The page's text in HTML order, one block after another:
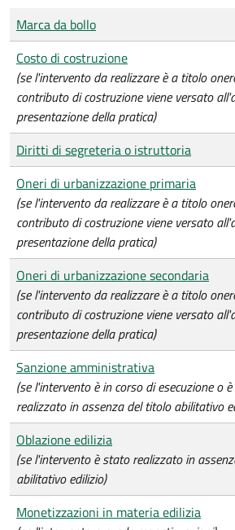
Tipo di pagamento
Importo
Marca da bollo
Costo di costruzione
(se l'intervento da realizzare è a titolo
contributo di costruzione viene versato
presentazione della pratica)
Diritti di segreteria o istruttoria
Oneri di urbanizzazione primaria
(se l'intervento da realizzare è a titolo
contributo di costruzione viene versato
presentazione della pratica)
Oneri di urbanizzazione secondaria
(se l'intervento da realizzare è a titolo
contributo di costruzione viene versato
presentazione della pratica)
Sanzione amministrativa
(se l'intervento è in corso di esecuzione o
realizzato in assenza del titolo abilitativo
Oblazione edilizia
(se l'intervento è stato realizzato in
abilitativo edilizio)
Monetizzazioni in materia edilizia